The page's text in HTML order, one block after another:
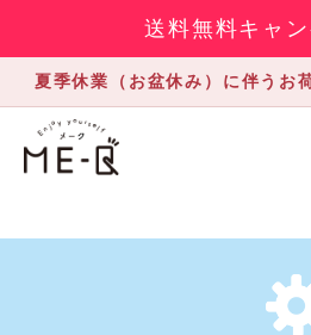
送料無料キャ
夏季休業（お盆休み）に伴うお